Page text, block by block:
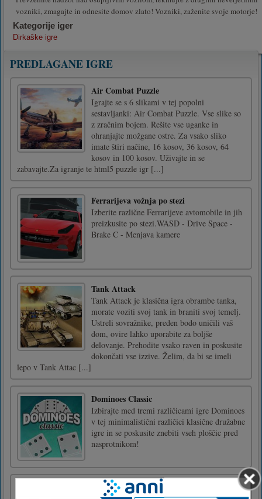
vozniki, zmagajte in odnesite domov zlato! Vozniki, zaženite svoje motorje!
Kategorije iger
Dirkaške igre
PREDLAGANE IGRE
Air Combat Puzzle
Igrajte se s 6 slikami v tej popolni
sestavljanki: Air Combat Puzzle. Vse slike so
z zračnim bojem. Rešite vse uganke in
ohranjajte možgane ostre. Za vsako sliko
imate štiri načine, 16 kosov, 36 kosov, 64
kosov in 100 kosov. Uživajte in se
zabavajte.Za igranje te html5 puzzle igr [...]
Ferrarijeva vožnja po stezi
Izberite različne Ferrarijeve avtomobile in jih
preizkusite po stezi.WASD - Drive Space -
Brake C - Menjava kamere
Tank Attack
Tank Attack je klasična igra obrambe tanka,
morate voziti svoj tank in braniti svoj temelj.
Ustreli sovražnike, preden bodo uničili vaš
dom, ovire lahko uporabite za boljše
delovanje. Prehodite vsako raven in poskusite
dokončati vse izzive. Želim, da bi se imeli
lepo v Tank Attac [...]
Dominoes Classic
Izbirajte med tremi različicami igre Dominoes
v tej minimalistični različici klasične družabne
igre in se poskusite znebiti vseh ploščic pred
nasprotnikom!
Sestavljanka Minecraft